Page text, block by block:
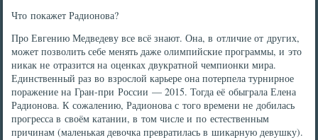
Что покажет Радионова?
Про Евгению Медведеву все всё знают. Она, в отличие от других,
может позволить себе менять даже олимпийские программы, и это
никак не отразится на оценках двукратной чемпионки мира.
Единственный раз во взрослой карьере она потерпела турнирное
поражение на Гран-при России — 2015. Тогда её обыграла Елена
Радионова. К сожалению, Радионова с того времени не добилась
прогресса в своём катании, в том числе и по естественным
причинам (маленькая девочка превратилась в шикарную девушку).